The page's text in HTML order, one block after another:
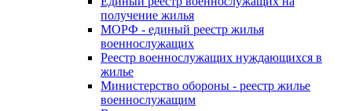
получение жилья
МОРФ - единый реестр жилья
военнослужащих
Реестр военнослужащих нуждающихся в
жилье
Министерство обороны - реестр жилье
военнослужащим